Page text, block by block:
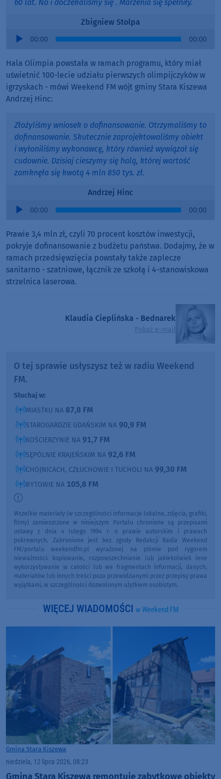
60 lat. No i doczekaliśmy się . Marzenia się spełniły.
Zbigniew Stolpa
Audio
00:00 00:00
Hala Olimpia powstała w ramach programu, który miał
uświetnić 100-lecie udziału pierwszych olimpijczyków w
igrzyskach - mówi Weekend FM wójt gminy Stara Kiszewa
Andrzej Hinc:
Złożyliśmy wniosek o dofinansowanie. Otrzymaliśmy to
dofinansowanie. Skutecznie zaprojektowaliśmy obiekt
i wyłoniliśmy wykonawcę, który również wywiązał się
cudownie. Dzisiaj cieszymy się halą, której wartość
zamknęła się kwotą 4 mln 850 tys. zł.
Andrzej Hinc
Audio
00:00 00:00
Prawie 3,4 mln zł, czyli 70 procent kosztów inwestycji,
pokryje dofinansowanie z budżetu państwa. Dodajmy, że w
ramach przedsięwzięcia powstały także zaplecze
sanitarno - szatniowe, łącznik ze szkołą i 4-stanowiskowa
strzelnica laserowa.
Klaudia Cieplińska - Bednarek
Pokaż e-mail
O tej sprawie usłyszysz też w radiu Weekend
FM.
Słuchaj w:
MIASTKU NA 87,8 FM
STAROGARDZIE GDAŃSKIM NA 90,9 FM
KOŚCIERZYNIE NA 91,7 FM
SĘPÓLNIE KRAJEŃSKIM NA 92,6 FM
CHOJNICACH, CZŁUCHOWIE I TUCHOLI NA 99,30 FM
BYTOWIE NA 105,8 FM
Wszelkie materiały (w szczególności informacje lokalne, zdjęcia, grafiki,
filmy) zamieszczone w niniejszym Portalu chronione są przepisami
ustawy z dnia 4 lutego 1994 r. o prawie autorskim i prawach
pokrewnych. Zabronione jest bez zgody Redakcji Radia Weekend
FM/portalu weekendfm.pl wyrażonej na piśmie pod rygorem
nieważności: kopiowanie, rozpowszechnianie lub jakiekolwiek inne
wykorzystywanie w całości lub we fragmentach informacji, danych,
materiałów lub innych treści poza przewidzianymi przez przepisy prawa
wyjątkami, w szczególności dozwolonym użytkiem osobistym.
WIĘCEJ WIADOMOŚCI w Weekend FM
Gmina Stara Kiszewa
niedziela, 12 lipca 2026, 08:23
Gmina Stara Kiszewa remontuje zabytkowe obiekty